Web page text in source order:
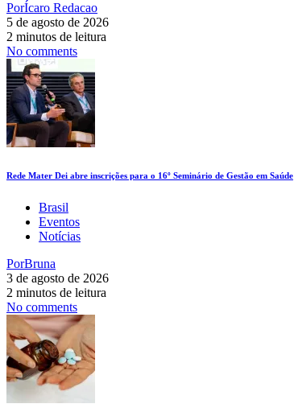
PorÍcaro Redacao
5 de agosto de 2026
2 minutos de leitura
No comments
Rede Mater Dei abre inscrições para o 16º Seminário de Gestão em Saúde
Brasil
Eventos
Notícias
PorBruna
3 de agosto de 2026
2 minutos de leitura
No comments